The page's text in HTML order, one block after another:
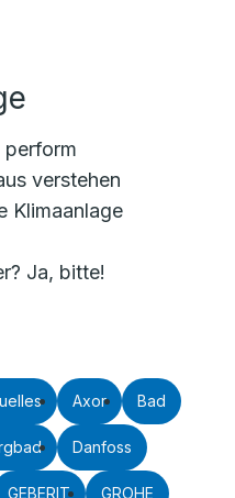
perform
verstehen
Klimaanlage
Ja, bitte!
Axor Bad
Danfoss
GEBERIT GROHE